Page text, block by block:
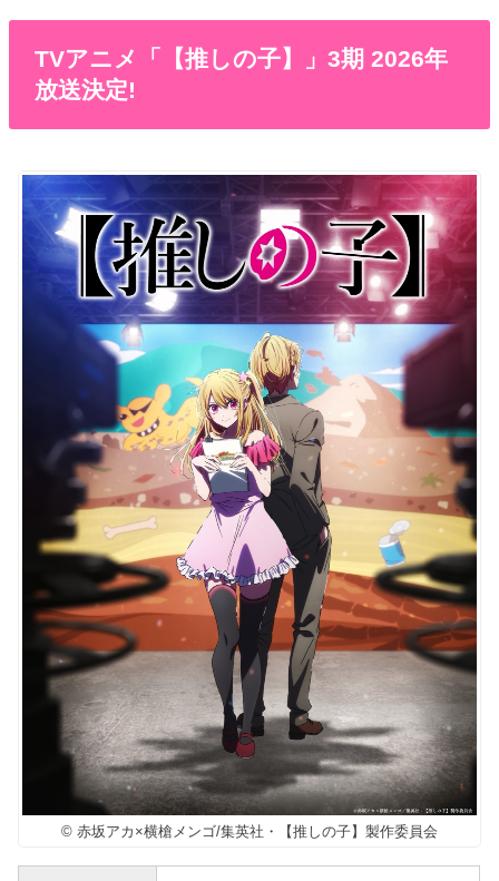
TVアニメ「【推しの子】」3期 2026年
放送決定!
© 赤坂アカ×横槍メンゴ/集英社・【推しの子】製作委員会